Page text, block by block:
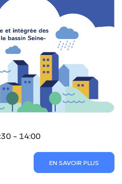
- 14:00
EN SAVOIR PLUS